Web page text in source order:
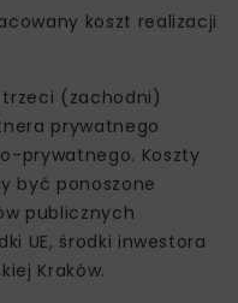
koszt realizacji
(zachodni)
prywatnego
prywatnego. Koszty
być ponoszone
publicznych
UE, środki inwestora
Kraków.